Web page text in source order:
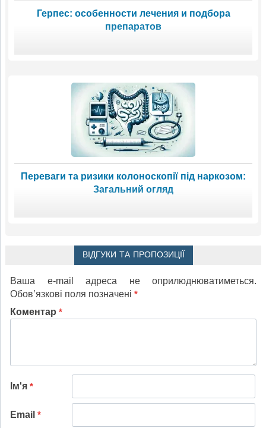
Герпес: особенности лечения и подбора
препаратов
Переваги та ризики колоноскопії під наркозом:
Загальний огляд
ВІДГУКИ ТА ПРОПОЗИЦІЇ
Ваша e-mail адреса не оприлюднюватиметься.
Обов’язкові поля позначені *
Коментар *
Ім'я *
Email *